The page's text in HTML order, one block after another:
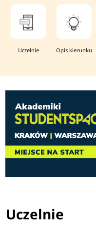
Uczelnie Opis kierunku
Uczelnie